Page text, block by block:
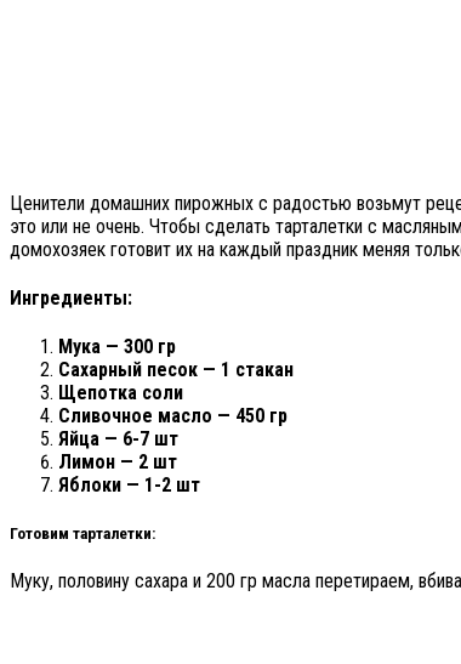
Ценители домашних пирожных с радостью возьмут
это или не очень. Чтобы сделать тарталетки с
домохозяек готовит их на каждый праздник меняя
Ингредиенты:
Мука — 300 гр
Сахарный песок — 1 стакан
Щепотка соли
Сливочное масло — 450 гр
Яйца — 6-7 шт
Лимон — 2 шт
Яблоки — 1-2 шт
Готовим тарталетки:
Муку, половину сахара и 200 гр масла перетираем,